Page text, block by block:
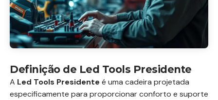
Definição de Led Tools Presidente
A Led Tools Presidente é uma cadeira projetada
especificamente para proporcionar conforto e suporte